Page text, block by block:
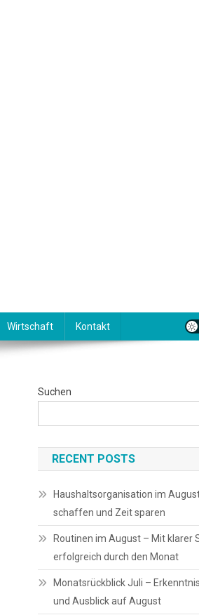
Wirtschaft Kontakt
Suchen
RECENT POSTS
Haushaltsorganisation im
schaffen und Zeit sparen
Routinen im August – Mit klarer
erfolgreich durch den Monat
Monatsrückblick Juli –
und Ausblick auf August